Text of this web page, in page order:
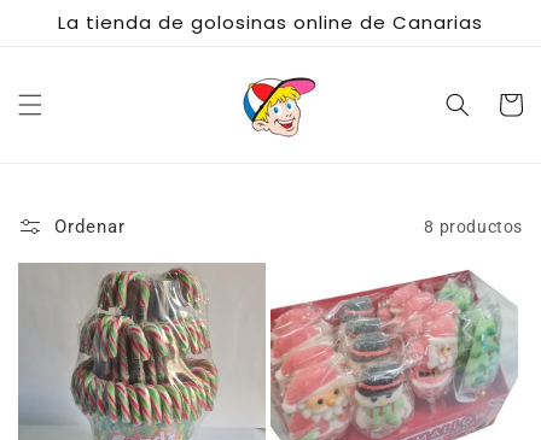
directamente
La tienda de golosinas online de Canarias
Carrito
Ordenar 8 productos